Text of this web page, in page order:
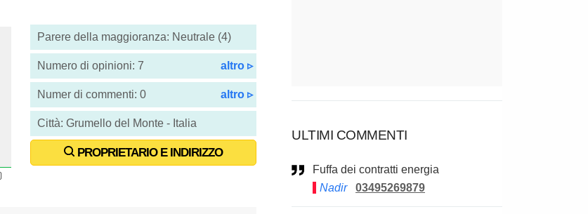
Parere della maggioranza: Neutrale (4)
Numero di opinioni: 7 altro ▹
Numer di commenti: 0 altro ▹
Città: Grumello del Monte - Italia
PROPRIETARIO E INDIRIZZO
ULTIMI COMMENTI
Fuffa dei contratti energia
Nadir
03495269879